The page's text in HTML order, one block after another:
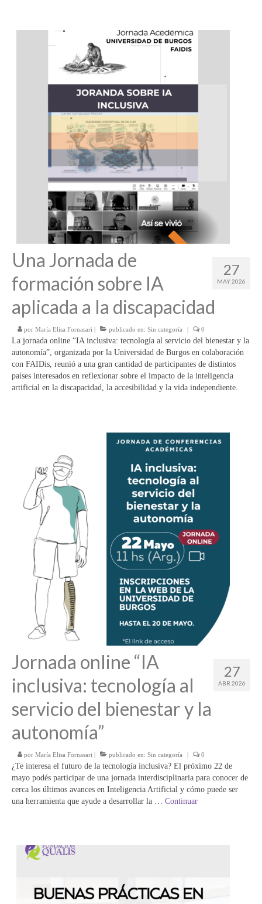
27
MAY 2026
Una Jornada de
formación sobre IA
aplicada a la discapacidad
por María Elisa Fornasari publicado en: Sin categoría 0
La jornada online “IA inclusiva: tecnología al servicio del bienestar y la
autonomía”, organizada por la Universidad de Burgos en colaboración
con FAIDis, reunió a una gran cantidad de participantes de distintos
países interesados en reflexionar sobre el impacto de la inteligencia
artificial en la discapacidad, la accesibilidad y la vida independiente.
27
ABR 2026
Jornada online “IA
inclusiva: tecnología al
servicio del bienestar y la
autonomía”
por María Elisa Fornasari | publicado en: Sin categoría | 0
¿Te interesa el futuro de la tecnología inclusiva? El próximo 22 de
mayo podés participar de una jornada interdisciplinaria para conocer de
cerca los últimos avances en Inteligencia Artificial y cómo puede ser
una herramienta que ayude a desarrollar la … Continuar